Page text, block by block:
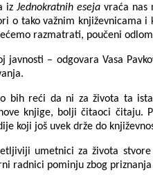
izJednokratnih eseja vraća nas
o tako važnim književnicama
razmatrati, poučeni
javnosti – odgovara Vasa
bih reći da ni za života ta
knjige, bolji čitaoci čitaju.
koji još uvek drže do
umetnici za života
radnici pominju zbog